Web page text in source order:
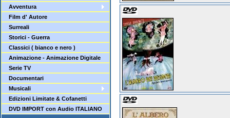
Avventura
Film d' Autore
Surreali
Storici - Guerra
Classici ( bianco e nero )
Animazione - Animazione Digitale
Serie TV
Documentari
Musicali
Edizioni Limitate & Cofanetti
DVD IMPORT con Audio ITALIANO